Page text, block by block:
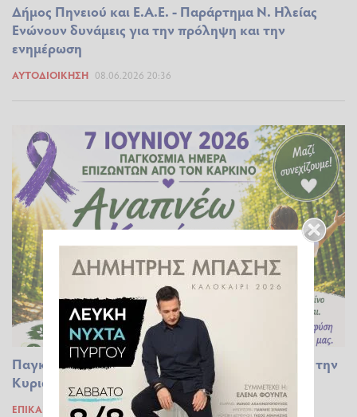
Δήμος Πηνειού και Ε.Α.Ε. - Παράρτημα Ν. Ηλείας
Ενώνουν δυνάμεις για την πρόληψη και την
ενημέρωση
ΑΥΤΟΔΙΟΊΚΗΣΗ 08.06.2026 20:36
Παγκόσμια Ημέρα Επιζώντων από τον Καρκίνο, την
Κυριακή 7 Ιουνίου στο Δάσος της Φολόης
ΕΠΊΚΑΙΡΑ 06.06.2026 11:56